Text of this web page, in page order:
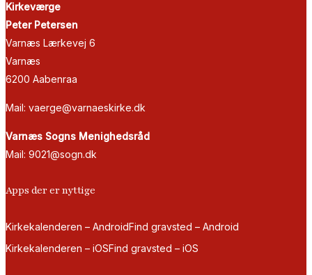
Kirkeværge
Peter Petersen
Varnæs Lærkevej 6
Varnæs
6200 Aabenraa
Mail: vaerge@varnaeskirke.dk
Varnæs Sogns Menighedsråd
Mail: 9021@sogn.dk
Apps der er nyttige
Kirkekalenderen – Android Find gravsted – Android
Kirkekalenderen – iOSFind gravsted – iOS